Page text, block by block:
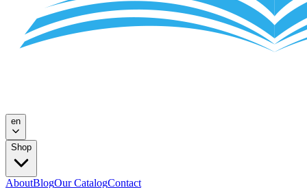
en
Shop
AboutBlogOur CatalogContact